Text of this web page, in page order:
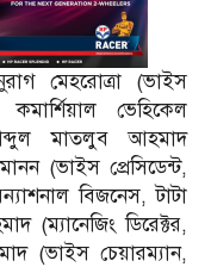
মেহরোত্রা (ভাইস
কমার্শিয়াল ভেহিকেল
মাতলুব আহমাদ
(ভাইস প্রেসিডেন্ট,
বিজনেস, টাটা
(ম্যানেজিং ডিরেক্টর,
(ভাইস চেয়ারম্যান,